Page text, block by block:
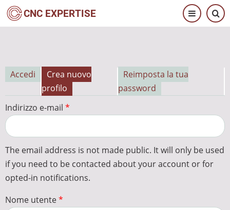
Salta
CNC EXPERTISE
Schede
primarie
Accedi
Crea nuovo
profilo
Reimposta la tua
password
Indirizzo e-mail
The email address is not made public. It will only be used
if you need to be contacted about your account or for
opted-in notifications.
Nome utente